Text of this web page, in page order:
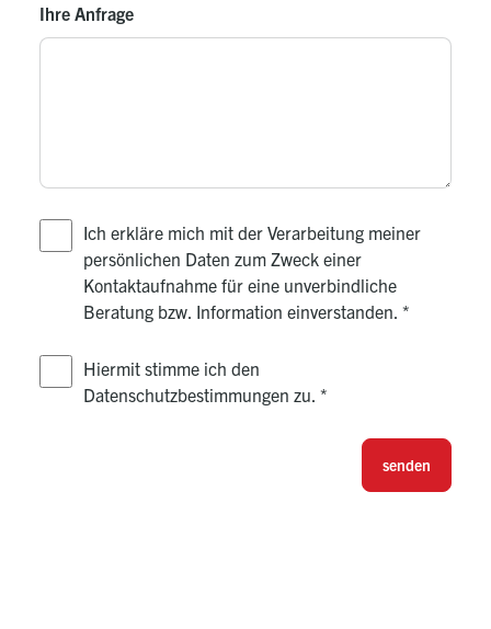
Ihre Anfrage
Ich erkläre mich mit der Verarbeitung meiner
persönlichen Daten zum Zweck einer
Kontaktaufnahme für eine unverbindliche
Beratung bzw. Information einverstanden. *
Hiermit stimme ich den
Datenschutzbestimmungen zu. *
senden